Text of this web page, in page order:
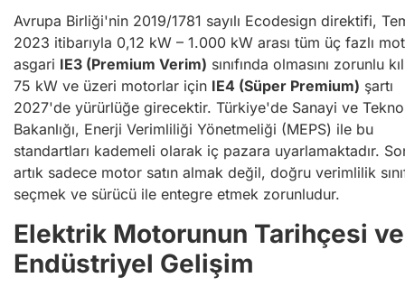
Avrupa Birliği'nin 2019/1781 sayılı Ecodesign direktifi,
2023 itibarıyla 0,12 kW – 1.000 kW arası tüm üç fazlı
asgari IE3 (Premium Verim) sınıfında olmasını zorunlu
75 kW ve üzeri motorlar için IE4 (Süper Premium) şartı
2027'de yürürlüğe girecektir. Türkiye'de Sanayi ve
Bakanlığı, Enerji Verimliliği Yönetmeliği (MEPS) ile bu
standartları kademeli olarak iç pazara uyarlamaktadır.
artık sadece motor satın almak değil, doğru verimlilik
seçmek ve sürücü ile entegre etmek zorunludur.
Elektrik Motorunun Tarihçesi ve
Endüstriyel Gelişim